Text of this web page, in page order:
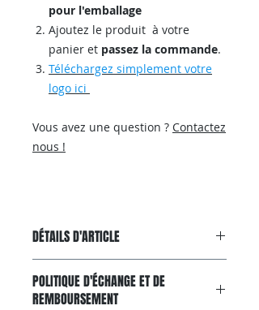
pour l'emballage
Ajoutez le produit à votre
panier et passez la commande.
Téléchargez simplement votre
logo ici
Vous avez une question ? Contactez
nous !
DÉTAILS D'ARTICLE
clients avec notre savon de qualité
:
POLITIQUE D'ÉCHANGE ET DE
REMBOURSEMENT